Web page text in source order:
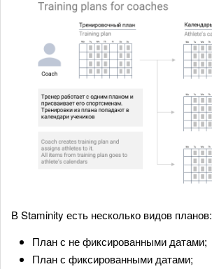
В Staminity есть несколько видов планов:
План с не фиксированными датами;
План с фиксированными датами;